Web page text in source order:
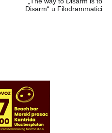
Disarm“ u Filodrammatici